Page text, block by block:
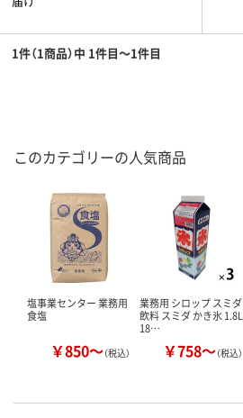
1件（1商品）中 1件目～1件目
このカテゴリーの人気商品
塩事業センター 業務用
食塩
￥850～（税込）
業務用 シロップ スミダ
飲料 スミダ かき氷 1.8L
18…
￥758～（税込）